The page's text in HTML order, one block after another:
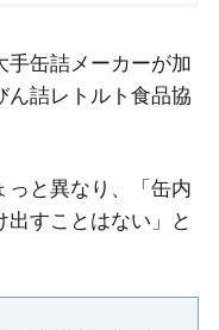
手缶詰メーカーが加
ん詰レトルト食品協
と異なり、「缶内
すことはない」と